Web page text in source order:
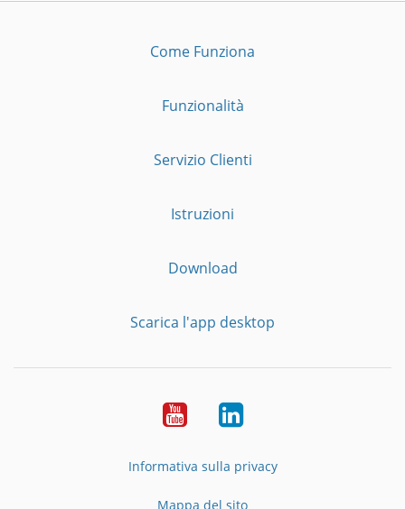
Come Funziona
Funzionalità
Servizio Clienti
Istruzioni
Download
Scarica l'app desktop
YouTubeLinkedIn
Informativa sulla privacy
Mappa del sito